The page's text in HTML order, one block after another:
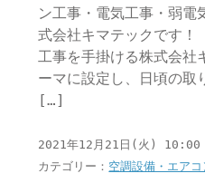
ン工事・電気工事・弱電
式会社キマテックです
工事を手掛ける株式会社
ーマに設定し、日頃の取
[…]
2021年12月21日(火) 10:00
カテゴリー： 空調設備・エアコ